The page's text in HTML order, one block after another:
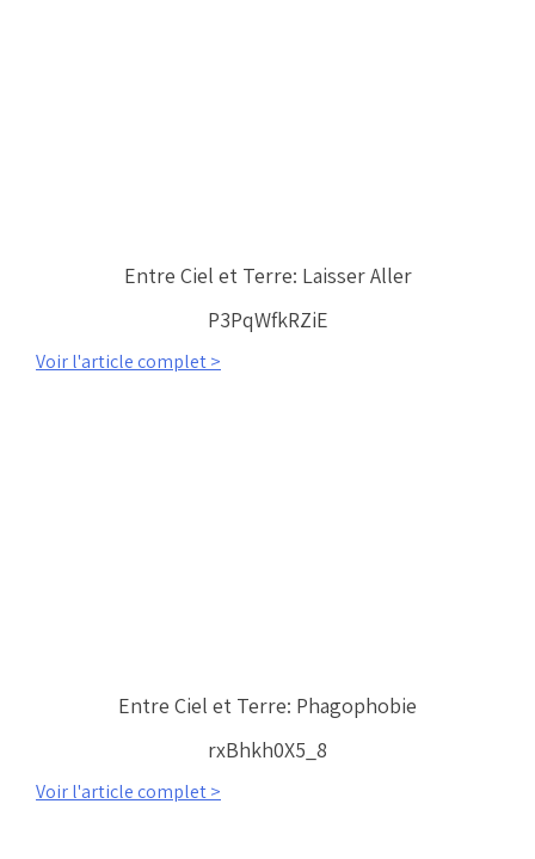
Entre Ciel et Terre: Laisser Aller
P3PqWfkRZiE
Voir l'article complet >
Entre Ciel et Terre: Phagophobie
rxBhkh0X5_8
Voir l'article complet >